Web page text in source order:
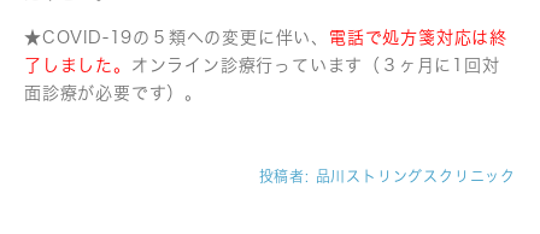
★COVID-19の５類への変更に伴い、 電話で処方箋対応は終
了しました。 オンライン診療行っています（３ヶ月に1回対
面診療が必要です）。
投稿者: 品川ストリングスクリニック